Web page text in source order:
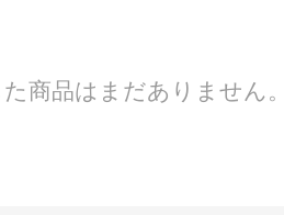
商品はまだありません。